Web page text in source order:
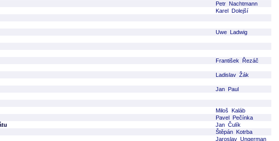
Petr Nachtmann
Karel Dolejší
Uwe Ladwig
František Řezáč
Ladislav Žák
Jan Paul
Miloš Kaláb
Pavel Pečínka
Jan Čulík
Štěpán Kotrba
Jaroslav Ungerman